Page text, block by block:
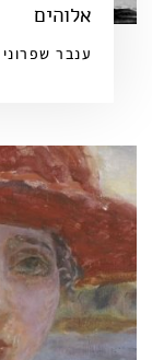
אלוהים
ענבר שפרוני